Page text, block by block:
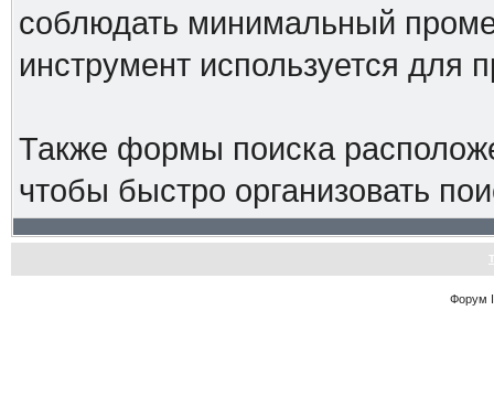
соблюдать минимальный
инструмент используется
Также формы поиска
чтобы быстро организовать
Форум